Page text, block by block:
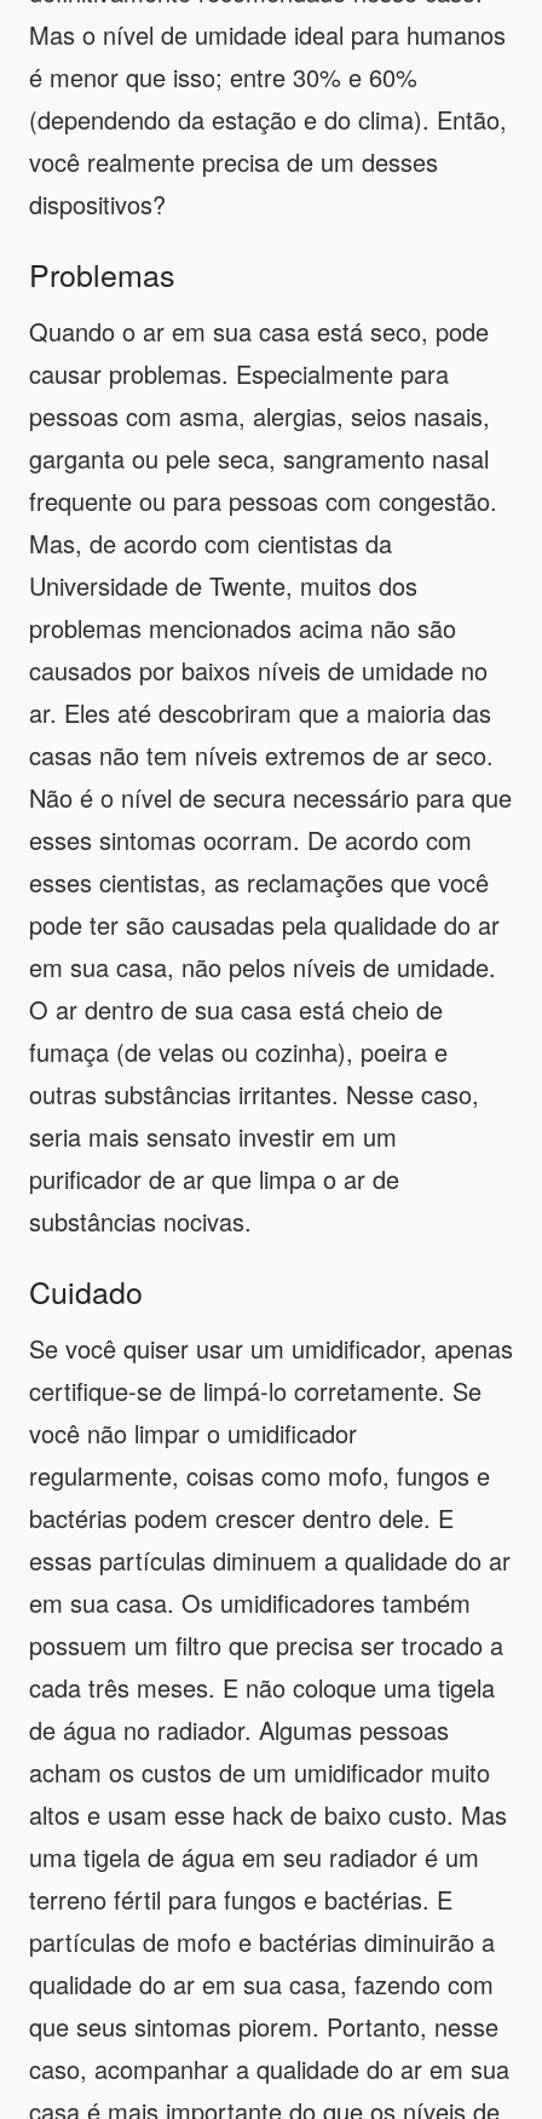
Mas o nível de umidade ideal para humanos
é menor que isso; entre 30% e 60%
(dependendo da estação e do clima). Então,
você realmente precisa de um desses
dispositivos?
Problemas
Quando o ar em sua casa está seco, pode
causar problemas. Especialmente para
pessoas com asma, alergias, seios nasais,
garganta ou pele seca, sangramento nasal
frequente ou para pessoas com congestão.
Mas, de acordo com cientistas da
Universidade de Twente, muitos dos
problemas mencionados acima não são
causados ​​por baixos níveis de umidade no
ar. Eles até descobriram que a maioria das
casas não tem níveis extremos de ar seco.
Não é o nível de secura necessário para que
esses sintomas ocorram. De acordo com
esses cientistas, as reclamações que você
pode ter são causadas pela qualidade do ar
em sua casa, não pelos níveis de umidade.
O ar dentro de sua casa está cheio de
fumaça (de velas ou cozinha), poeira e
outras substâncias irritantes. Nesse caso,
seria mais sensato investir em um
purificador de ar que limpa o ar de
substâncias nocivas.
Cuidado
Se você quiser usar um umidificador, apenas
certifique-se de limpá-lo corretamente. Se
você não limpar o umidificador
regularmente, coisas como mofo, fungos e
bactérias podem crescer dentro dele. E
essas partículas diminuem a qualidade do ar
em sua casa. Os umidificadores também
possuem um filtro que precisa ser trocado a
cada três meses. E não coloque uma tigela
de água no radiador. Algumas pessoas
acham os custos de um umidificador muito
altos e usam esse hack de baixo custo. Mas
uma tigela de água em seu radiador é um
terreno fértil para fungos e bactérias. E
partículas de mofo e bactérias diminuirão a
qualidade do ar em sua casa, fazendo com
que seus sintomas piorem. Portanto, nesse
caso, acompanhar a qualidade do ar em sua
casa é mais importante do que os níveis de